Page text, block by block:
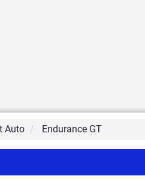
Auto Endurance GT